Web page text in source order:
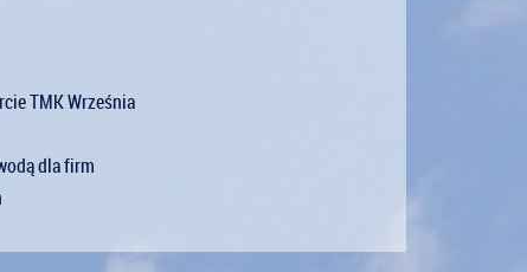
TMK Września
dla firm